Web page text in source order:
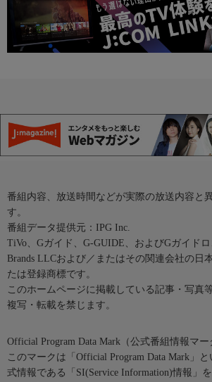
番組内容、放送時間などが実際の放送内容と
す。
番組データ提供元：IPG Inc.
TiVo、Gガイド、G-GUIDE、およびGガイド
Brands LLCおよび／またはその関連会社の日
たは登録商標です。
このホームページに掲載している記事・写真
複写・転載を禁じます。
Official Program Data Mark（公式番組情報マー
このマークは「Official Program Data Mark」
式情報である「SI(Service Information)情報」